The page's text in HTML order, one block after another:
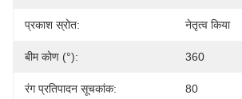
प्रकाश स्रोत: नेतृत्व किया
बीम कोण (°): 360
रंग प्रतिपादन सूचकांक: 80